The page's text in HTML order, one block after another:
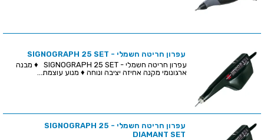
עפרון חריטה חשמלי - SIGNOGRAPH 25 SET
עפרון חריטה חשמלי - SIGNOGRAPH 25 SET ♦ מבנה
ארגונומי מקנה אחיזה יציבה ונוחה ♦ מנוע עוצמת...
עפרון חריטה חשמלי - SIGNOGRAPH 25
DIAMANT SET